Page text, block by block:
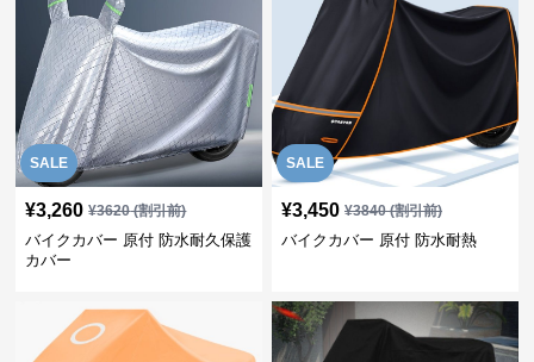
SALE
¥3,260 ¥3620(割引前)
バイクカバー 原付 防水耐久保護
カバー
SALE
¥3,450 ¥3840(割引前)
バイクカバー 原付 防水耐熱